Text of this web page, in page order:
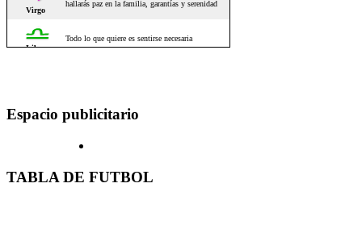
Espacio publicitario
TABLA DE FUTBOL